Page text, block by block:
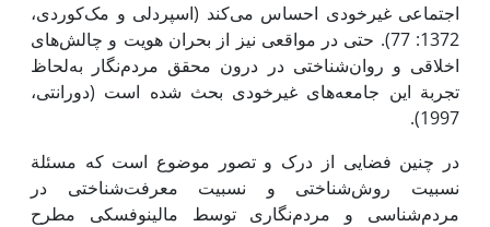
اجتماعی غیرخودی احساس می‌کند (اسپردلی و مک‌کوردی،
1372: 77). حتی در مواقعی نیز از بحران هویت و چالش‌های
اخلاقی و روان‌شناختی در درون محقق مردم‌نگار به‌لحاظ
تجربة ‌این جامعه‌های غیرخودی بحث شده است (دورانتی،
1997).
در چنین فضایی از درک و تصور موضوع است که مسئلة
نسبیت روش‌شناختی و نسبیت معرفت‌شناختی در
مردم‌شناسی و مردم‌نگاری توسط مالینوفسکی مطرح